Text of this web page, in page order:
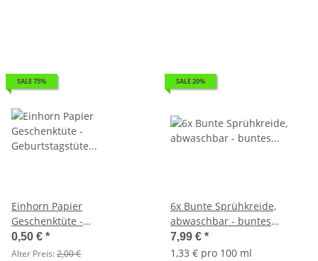
SALE 75%
Einhorn Papier
Geschenktüte -
Geburtstagstüte
Geschenktüte
0,50 € *
Alter Preis:2,00 €
SALE 20%
6x Bunte Sprühkreide,
abwaschbar - buntes
Markierungsspray,
Kreidespray, Graffiti Farbe
7,99 € *
1,33 € pro 100 ml